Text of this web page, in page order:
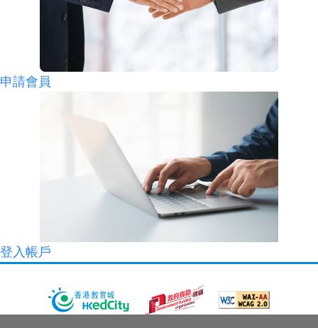
申請會員
登入帳戶